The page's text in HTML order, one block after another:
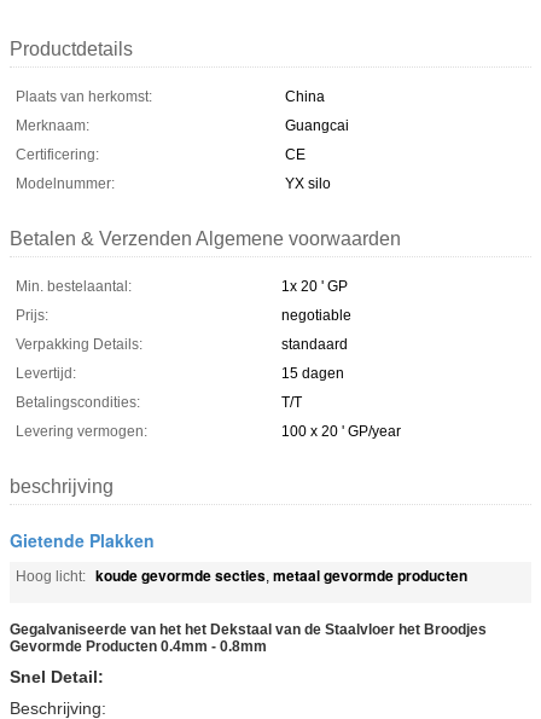
Productdetails
Plaats van herkomst:
China
Merknaam:
Guangcai
Certificering:
CE
Modelnummer:
YX silo
Betalen & Verzenden Algemene voorwaarden
Min. bestelaantal:
1x 20 ' GP
Prijs:
negotiable
Verpakking Details:
standaard
Levertijd:
15 dagen
Betalingscondities:
T/T
Levering vermogen:
100 x 20 ' GP/year
beschrijving
Gietende Plakken
Hoog licht: koude gevormde secties, metaal gevormde producten
Gegalvaniseerde van het het Dekstaal van de Staalvloer het Broodjes
Gevormde Producten 0.4mm - 0.8mm
Snel Detail:
Beschrijving: